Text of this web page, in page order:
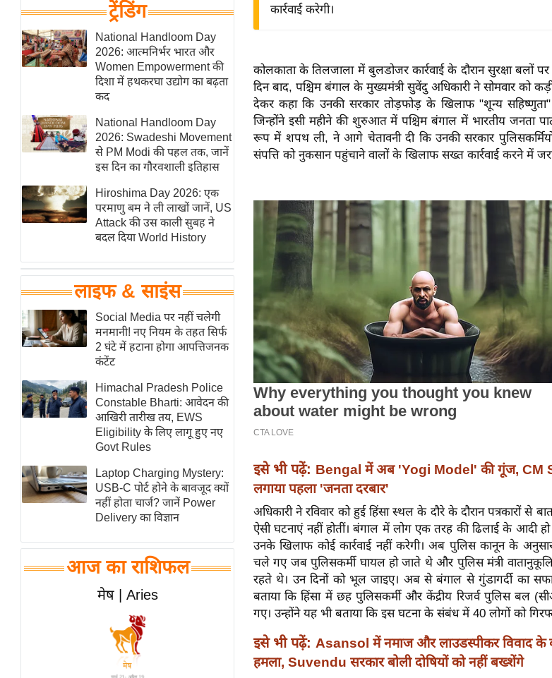
साहित्य जगत
ऑटो वर्ल्ड
न्यूज ब्रीफ
मनोरंजन जगत
बॉलीवुड
हॉलीवुड
फिल्म समीक्षा
Breaking
News
लाइफस्टाइल
टेक्नॉलॉजी
घरेलू नुस्खे
पर्यटन स्थल
फिटनेस मंत्रा
रिलेशनशिप
राजनीति
विश्लेषण
समसामयिक
मातृभूमि
एम.
आर.
आई.
समीक्षा
धर्म
ज्योतिष
ट्रेंडिंग
National Handloom Day
2026: आत्मनिर्भर भारत और
Women Empowerment की
दिशा में हथकरघा उद्योग का बढ़ता
कद
National Handloom Day
2026: Swadeshi Movement
से PM Modi की पहल तक, जानें
इस दिन का गौरवशाली इतिहास
Hiroshima Day 2026: एक
परमाणु बम ने ली लाखों जानें, US
Attack की उस काली सुबह ने
बदल दिया World History
लाइफ & साइंस
Social Media पर नहीं चलेगी
मनमानी! नए नियम के तहत सिर्फ
2 घंटे में हटाना होगा आपत्तिजनक
कंटेंट
Himachal Pradesh Police
Constable Bharti: आवेदन की
आखिरी तारीख तय, EWS
Eligibility के लिए लागू हुए नए
Govt Rules
Laptop Charging Mystery:
USB-C पोर्ट होने के बावजूद क्यों
नहीं होता चार्ज? जानें Power
Delivery का विज्ञान
आज का राशिफल
मेष | Aries
कार्रवाई करेगी।
कोलकाता के तिलजाला में बुलडोजर कार्रवाई के दौरान सुरक्षा
दिन बाद, पश्चिम बंगाल के मुख्यमंत्री सुवेंदु अधिकारी ने सोमवार को
देकर कहा कि उनकी सरकार तोड़फोड़ के खिलाफ "शून्य सहिष्णुता"
जिन्होंने इसी महीने की शुरुआत में पश्चिम बंगाल में भारतीय जनता
रूप में शपथ ली, ने आगे चेतावनी दी कि उनकी सरकार
संपत्ति को नुकसान पहुंचाने वालों के खिलाफ सख्त कार्रवाई करने में
इसे भी पढ़ें: Bengal में अब 'Yogi Model' की गूंज, CM
लगाया पहला 'जनता दरबार'
अधिकारी ने रविवार को हुई हिंसा स्थल के दौरे के दौरान पत्रकारों से
ऐसी घटनाएं नहीं होतीं। बंगाल में लोग एक तरह की ढिलाई के आदी
उनके खिलाफ कोई कार्रवाई नहीं करेगी। अब पुलिस कानून के अनुसार
चले गए जब पुलिसकर्मी घायल हो जाते थे और पुलिस मंत्री
रहते थे। उन दिनों को भूल जाइए। अब से बंगाल से गुंडागर्दी का
बताया कि हिंसा में छह पुलिसकर्मी और केंद्रीय रिजर्व पुलिस बल
गए। उन्होंने यह भी बताया कि इस घटना के संबंध में 40 लोगों को
इसे भी पढ़ें: Asansol में नमाज और लाउडस्पीकर विवाद के
हमला, Suvendu सरकार बोली दोषियों को नहीं बख्शेंगे